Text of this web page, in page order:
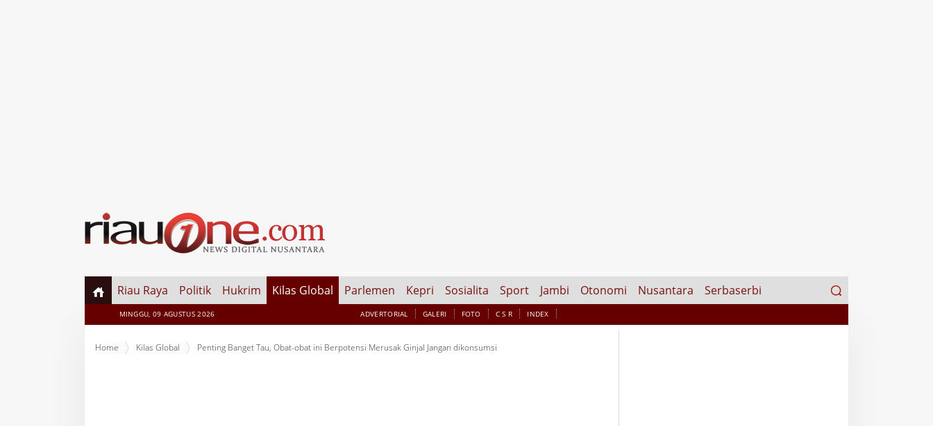
Riau Raya Politik Hukrim Kilas Global Parlemen Kepri Sosialita Sport Jambi Otonomi Nusantara Serbaserbi
Search
for:
MINGGU, 09 AGUSTUS 2026 ADVERTORIAL GALERI FOTO C S R INDEX
Home Kilas Global Penting Banget Tau, Obat-obat ini Berpotensi Merusak Ginjal Jangan dikonsumsi